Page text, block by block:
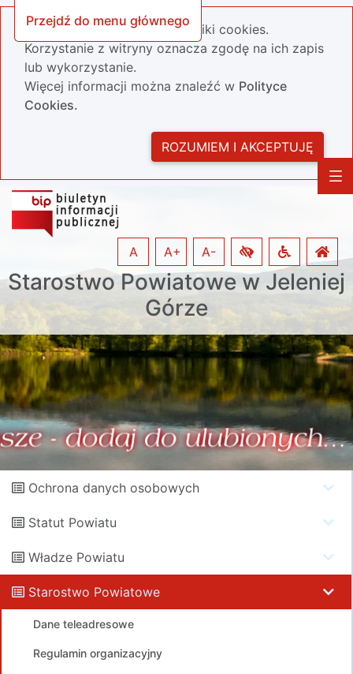
Przejdź do menu głównego
Nasza strona wykorzystuje pliki cookies.
Korzystanie z witryny oznacza zgodę na ich zapis
lub wykorzystanie.
Więcej informacji można znaleźć w Polityce
Cookies.
ROZUMIEM I AKCEPTUJĘ
Starostwo Powiatowe w Jeleniej
Górze
A A+ A-
Ochrona danych osobowych
Statut Powiatu
Władze Powiatu
Starostwo Powiatowe
Dane teleadresowe
Regulamin organizacyjny